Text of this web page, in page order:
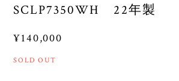
SCLP7350WH 22年製
¥140,000
SOLD OUT